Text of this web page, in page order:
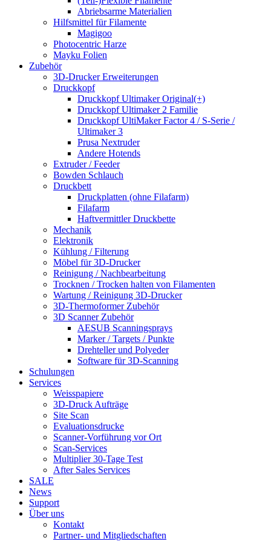
Abriebsarme Materialien
Hilfsmittel für Filamente
Magigoo
Photocentric Harze
Mayku Folien
Zubehör
3D-Drucker Erweiterungen
Druckkopf
Druckkopf Ultimaker Original(+)
Druckkopf Ultimaker 2 Familie
Druckkopf UltiMaker Factor 4 / S-Serie /
Ultimaker 3
Prusa Nextruder
Andere Hotends
Extruder / Feeder
Bowden Schlauch
Druckbett
Druckplatten (ohne Filafarm)
Filafarm
Haftvermittler Druckbette
Mechanik
Elektronik
Kühlung / Filterung
Möbel für 3D-Drucker
Reinigung / Nachbearbeitung
Trocknen / Trocken halten von Filamenten
Wartung / Reinigung 3D-Drucker
3D-Thermoformer Zubehör
3D Scanner Zubehör
AESUB Scanningsprays
Marker / Targets / Punkte
Drehteller und Polyeder
Software für 3D-Scanning
Schulungen
Services
Weisspapiere
3D-Druck Aufträge
Site Scan
Evaluationsdrucke
Scanner-Vorführung vor Ort
Scan-Services
Multiplier 30-Tage Test
After Sales Services
SALE
News
Support
Über uns
Kontakt
Partner- und Mitgliedschaften